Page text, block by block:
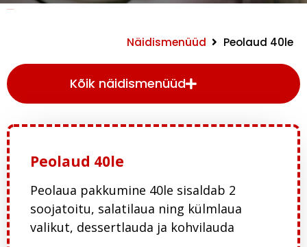
Näidismenüüd Peolaud 40le
Kõik näidismenüüd
Peolaud 40le
Peolaua pakkumine 40le sisaldab 2
soojatoitu, salatilaua ning külmlaua
valikut, dessertlauda ja kohvilauda